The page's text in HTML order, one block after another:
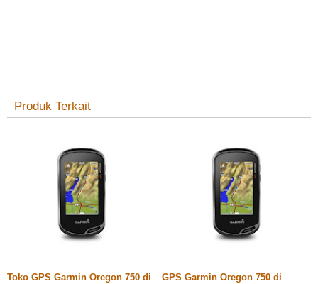
Produk Terkait
Toko GPS Garmin Oregon 750 di
GPS Garmin Oregon 750 di